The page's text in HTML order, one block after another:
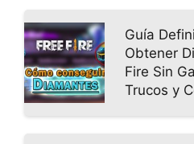
Guía
Obtener
Fire Sin
Trucos y